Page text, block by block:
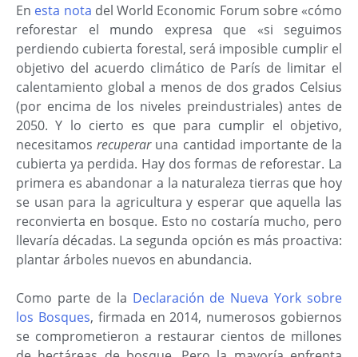
En esta nota del World Economic Forum sobre «cómo
reforestar el mundo expresa que «si seguimos
perdiendo cubierta forestal, será imposible cumplir el
objetivo del acuerdo climático de París de limitar el
calentamiento global a menos de dos grados Celsius
(por encima de los niveles preindustriales) antes de
2050. Y lo cierto es que para cumplir el objetivo,
necesitamosrecuperaruna cantidad importante de la
cubierta ya perdida. Hay dos formas de reforestar. La
primera es abandonar a la naturaleza tierras que hoy
se usan para la agricultura y esperar que aquella las
reconvierta en bosque. Esto no costaría mucho, pero
llevaría décadas. La segunda opción es más proactiva:
plantar árboles nuevos en abundancia.
Como parte de la Declaración de Nueva York sobre
los Bosques, firmada en 2014, numerosos gobiernos
se comprometieron a restaurar cientos de millones